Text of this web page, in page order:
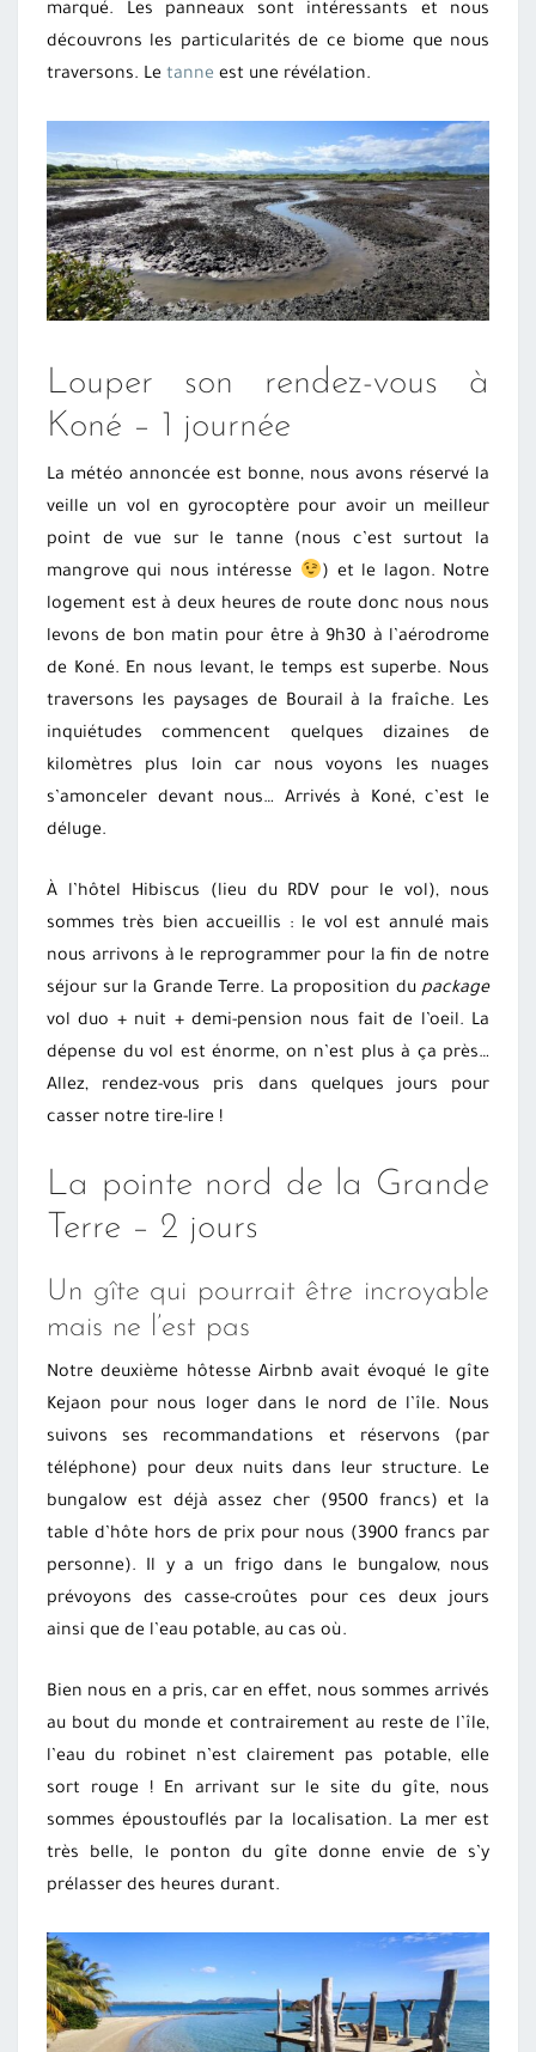
marqué. Les panneaux sont intéressants et nous
découvrons les particularités de ce biome que nous
traversons. Le tanne est une révélation.
Louper son rendez-vous à
Koné – 1 journée
La météo annoncée est bonne, nous avons réservé la
veille un vol en gyrocoptère pour avoir un meilleur
point de vue sur le tanne (nous c’est surtout la
mangrove qui nous intéresse
) et le lagon. Notre
logement est à deux heures de route donc nous nous
levons de bon matin pour être à 9h30 à l’aérodrome
de Koné. En nous levant, le temps est superbe. Nous
traversons les paysages de Bourail à la fraîche. Les
inquiétudes commencent quelques dizaines de
kilomètres plus loin car nous voyons les nuages
s’amonceler devant nous… Arrivés à Koné, c’est le
déluge.
À l’hôtel Hibiscus (lieu du RDV pour le vol), nous
sommes très bien accueillis : le vol est annulé mais
nous arrivons à le reprogrammer pour la fin de notre
séjour sur la Grande Terre. La proposition du package
vol duo + nuit + demi-pension nous fait de l’oeil. La
dépense du vol est énorme, on n’est plus à ça près…
Allez, rendez-vous pris dans quelques jours pour
casser notre tire-lire !
La pointe nord de la Grande
Terre – 2 jours
Un gîte qui pourrait être incroyable
mais ne l’est pas
Notre deuxième hôtesse Airbnb avait évoqué le gîte
Kejaon pour nous loger dans le nord de l’île. Nous
suivons ses recommandations et réservons (par
téléphone) pour deux nuits dans leur structure. Le
bungalow est déjà assez cher (9500 francs) et la
table d’hôte hors de prix pour nous (3900 francs par
personne). Il y a un frigo dans le bungalow, nous
prévoyons des casse-croûtes pour ces deux jours
ainsi que de l’eau potable, au cas où.
Bien nous en a pris, car en effet, nous sommes arrivés
au bout du monde et contrairement au reste de l’île,
l’eau du robinet n’est clairement pas potable, elle
sort rouge ! En arrivant sur le site du gîte, nous
sommes époustouflés par la localisation. La mer est
très belle, le ponton du gîte donne envie de s’y
prélasser des heures durant.